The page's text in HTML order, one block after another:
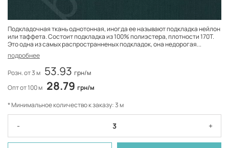
Подкладочная ткань однотонная, иногда ее называют подкладка нейлон
или таффета. Состоит подкладка из 100% полиэстера, плотности 170Т.
Это одна из самых распространненых подкладок, она недорогая...
подробнее
Розн. от 3 м 53.93 грн/м
Опт от 100 м 28.79 грн/м
* Минимальное количество к заказу: 3 м
- +